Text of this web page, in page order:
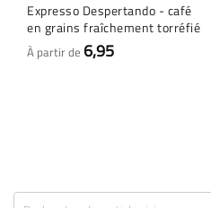
Expresso Despertando - café
en grains fraîchement torréfié
À partir de 6,95